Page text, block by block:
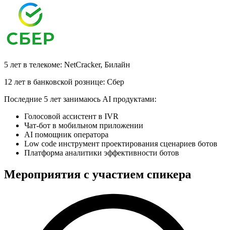
5 лет в телекоме: NetCracker, Билайн
12 лет в банковской рознице: Сбер
Последние 5 лет занимаюсь AI продуктами:
Голосовой ассистент в IVR
Чат-бот в мобильном приложении
AI помощник оператора
Low code инструмент проектирования сценариев ботов
Платформа аналитики эффективности ботов
Мероприятия с участием спикера